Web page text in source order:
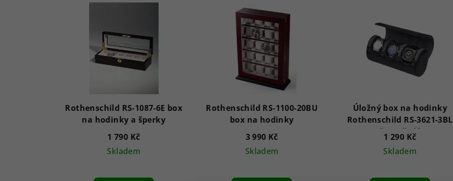
Rothenschild RS-1087-6E box
na hodinky a šperky
1 790 Kč
Skladem
Rothenschild RS-1100-20BU
box na hodinky
3 990 Kč
Skladem
Úložný box na hodinky
Rothenschild RS-3621-3BL
černošedý
1 290 Kč
Skladem